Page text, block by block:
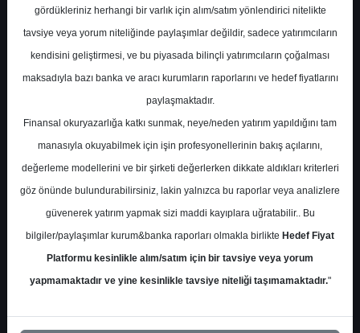
Halk Yatırım Tofaş için hedef fiyatını 334,6
TL'den 273,0 TL'ye düşürdü, tavsiyesini 'TUT'
olarak korudu.
S.No Dosya Adı İndir
1
halk-yatirim-toaso-hedef-
fiyat-raporu-459094
İlgili
Dosyayı
gördükleriniz herhangi bir varlık için alım/satım yönlendirici nitelikte
tavsiye veya yorum niteliğinde paylaşımlar değildir, sadece yatırımcıların
kendisini geliştirmesi, ve bu piyasada bilinçli yatırımcıların çoğalması
maksadıyla bazı banka ve aracı kurumların raporlarını ve hedef fiyatlarını
paylaşmaktadır.
Finansal okuryazarlığa katkı sunmak, neye/neden yatırım yapıldığını tam
manasıyla okuyabilmek için işin profesyonellerinin bakış açılarını,
değerleme modellerini ve bir şirketi değerlerken dikkate aldıkları kriterleri
göz önünde bulundurabilirsiniz, lakin yalnızca bu raporlar veya analizlere
güvenerek yatırım yapmak sizi maddi kayıplara uğratabilir.. Bu
bilgiler/paylaşımlar kurum&banka raporları olmakla birlikte Hedef Fiyat
Platformu kesinlikle alım/satım için bir tavsiye veya yorum
yapmamaktadır ve yine kesinlikle tavsiye niteliği taşımamaktadır."